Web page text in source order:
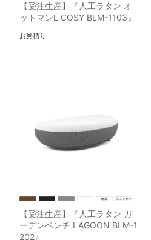
【受注生産】『人工ラタン オ
ットマンL COSY BLM-1103』
お見積り
【受注生産】『人工ラタン ガ
ーデンベンチ LAGOON BLM-1
202』